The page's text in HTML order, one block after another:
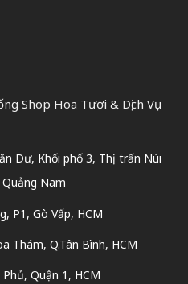
Shop Hoa Tươi & Dịch Vụ
Dư, Khối phố 3, Thị trấn Núi
Nam
P1, Gò Vấp, HCM
Thám, Q.Tân Bình, HCM
Quận 1, HCM